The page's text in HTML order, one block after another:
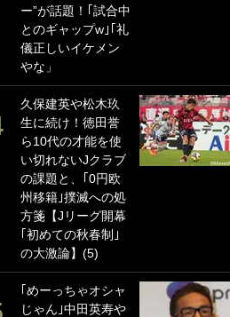
ー”が話題！｢試合中
とのギャップw｣｢礼
儀正しいイケメン
やな」
久保建英や松木玖
生に続け！徳田誉
ら10代の才能を使
い切れないJクラブ
の課題と、｢0円欧
州移籍｣撲滅への処
方箋【Jリーグ開幕
｢初めての秋春制｣
の大激論】(5)
｢めーっちゃオシャ
じゃん｣中田英寿や